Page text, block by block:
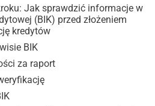
Jak sprawdzić informacje w
(BIK) przed złożeniem
kredytów
BIK
za raport